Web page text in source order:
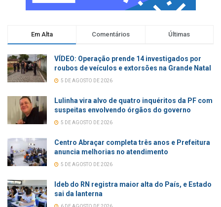
Em Alta Comentários Últimas
VÍDEO: Operação prende 14 investigados por
roubos de veículos e extorsões na Grande Natal
5 DE AGOSTO DE 2026
Lulinha vira alvo de quatro inquéritos da PF com
suspeitas envolvendo órgãos do governo
5 DE AGOSTO DE 2026
Centro Abraçar completa três anos e Prefeitura
anuncia melhorias no atendimento
5 DE AGOSTO DE 2026
Ideb do RN registra maior alta do País, e Estado
sai da lanterna